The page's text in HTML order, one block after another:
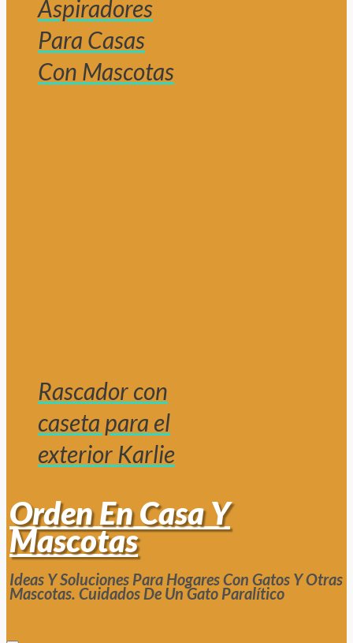
Aspiradores
Para Casas
Con Mascotas
Rascador con
caseta para el
exterior Karlie
Orden En Casa Y
Mascotas
Ideas Y Soluciones Para Hogares Con Gatos Y Otras
Mascotas. Cuidados De Un Gato Paralítico